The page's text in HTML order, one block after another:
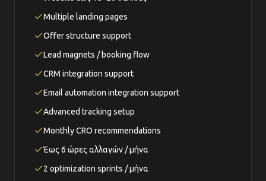
Multiple landing pages
Offer structure support
Lead magnets / booking flow
CRM integration support
Email automation integration support
Advanced tracking setup
Monthly CRO recommendations
Έως 6 ώρες αλλαγών / μήνα
2 optimization sprints / μήνα